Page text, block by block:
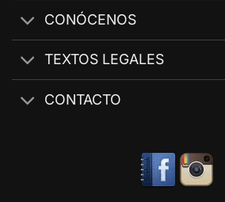
CONÓCENOS
TEXTOS LEGALES
CONTACTO